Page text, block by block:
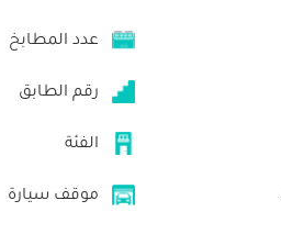
عدد المطابخ
رقم الطابق
الفئة
موقف سيارة